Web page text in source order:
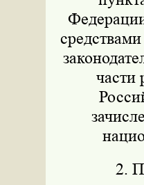
части
2.